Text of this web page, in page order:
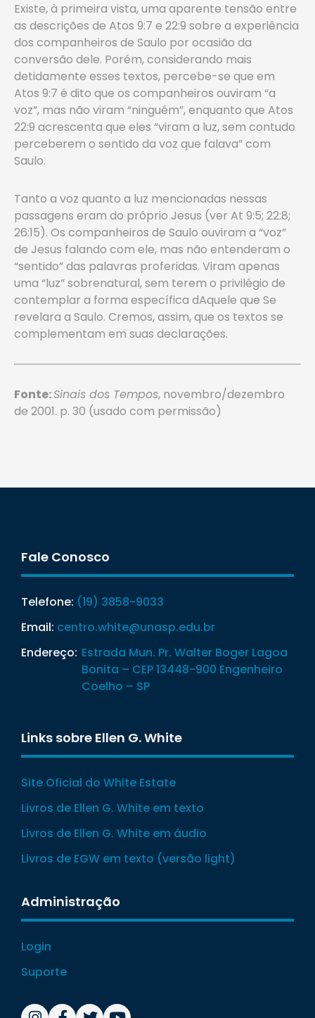
Existe, à primeira vista, uma aparente tensão entre
as descrições de Atos 9:7 e 22:9 sobre a experiência
dos companheiros de Saulo por ocasião da
conversão dele. Porém, considerando mais
detidamente esses textos, percebe-se que em
Atos 9:7 é dito que os companheiros ouviram “a
voz”, mas não viram “ninguém”, enquanto que Atos
22:9 acrescenta que eles “viram a luz, sem contudo
perceberem o sentido da voz que falava” com
Saulo.
Tanto a voz quanto a luz mencionadas nessas
passagens eram do próprio Jesus (ver At 9:5; 22:8;
26:15). Os companheiros de Saulo ouviram a “voz”
de Jesus falando com ele, mas não entenderam o
“sentido” das palavras proferidas. Viram apenas
uma “luz” sobrenatural, sem terem o privilégio de
contemplar a forma específica dAquele que Se
revelara a Saulo. Cremos, assim, que os textos se
complementam em suas declarações.
Fonte:Sinais dos Tempos, novembro/dezembro
de 2001. p. 30 (usado com permissão)
Fale Conosco
Telefone: (19) 3858-9033
Email: centro.white@unasp.edu.br
Endereço: Estrada Mun. Pr. Walter Boger Lagoa
Bonita – CEP 13448-900 Engenheiro
Coelho – SP
Links sobre Ellen G. White
Site Oficial do White Estate
Livros de Ellen G. White em texto
Livros de Ellen G. White em áudio
Livros de EGW em texto (versão light)
Administração
Login
Suporte